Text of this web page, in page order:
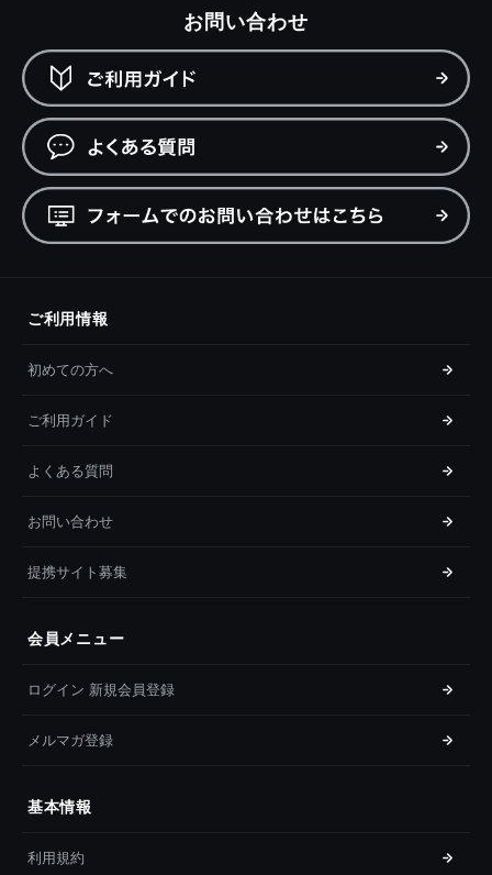
お問い合わせ
ご利用情報
初めての方へ
ご利用ガイド
よくある質問
お問い合わせ
提携サイト募集
会員メニュー
ログイン 新規会員登録
メルマガ登録
基本情報
利用規約